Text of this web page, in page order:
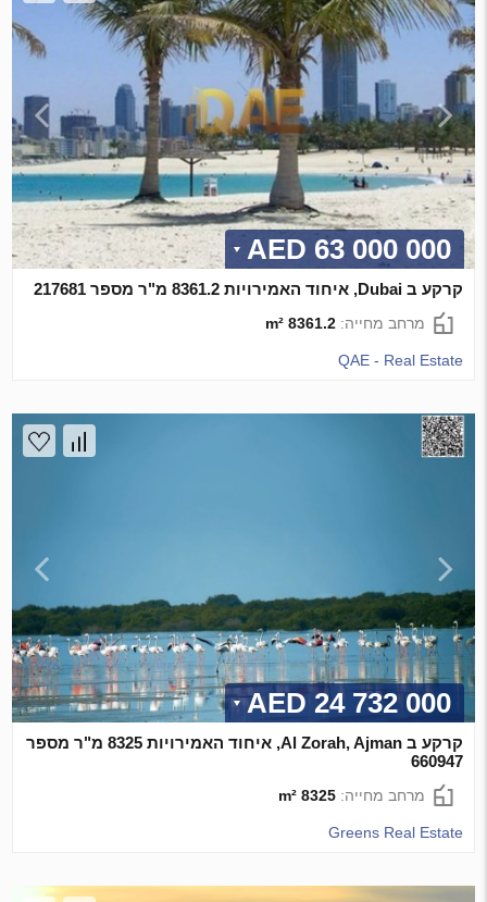
63 000 000 AED
קרקע ב Dubai, איחוד האמירויות 8361.2 מ"ר מספר 217681
מרחב מחייה:8361.2 m²
QAE - Real Estate
24 732 000 AED
קרקע ב Al Zorah, Ajman, איחוד האמירויות 8325 מ"ר מספר
660947
מרחב מחייה:8325 m²
Greens Real Estate